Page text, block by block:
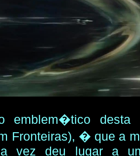
emblem�tico desta
Fronteiras), � que a
vez deu lugar a